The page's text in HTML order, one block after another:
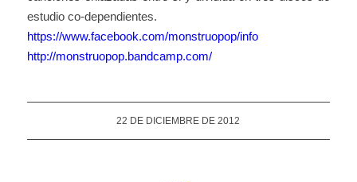
estudio co-dependientes.
https://www.facebook.com/monstruopop/info
http://monstruopop.bandcamp.com/
22 DE DICIEMBRE DE 2012